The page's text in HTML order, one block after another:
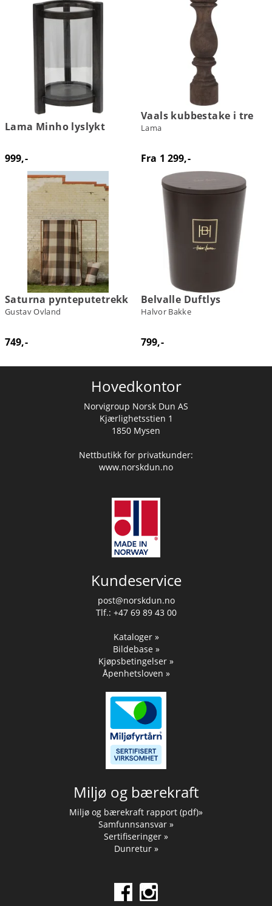
Lama Minho lyslykt
999,-
Vaals kubbestake i tre
Lama
Fra 1 299,-
Saturna pynteputetrekk
Gustav Ovland
749,-
Belvalle Duftlys
Halvor Bakke
799,-
Hovedkontor
Norvigroup Norsk Dun AS
Kjærlighetsstien 1
1850 Mysen
Nettbutikk for privatkunder:
www.norskdun.no
Kundeservice
post@norskdun.no
Tlf.: +47 69 89 43 00
Kataloger »
Bildebase »
Kjøpsbetingelser »
Åpenhetsloven »
Miljø og bærekraft
Miljø og bærekraft rapport (pdf)»
Samfunnsansvar »
Sertifiseringer »
Dunretur »